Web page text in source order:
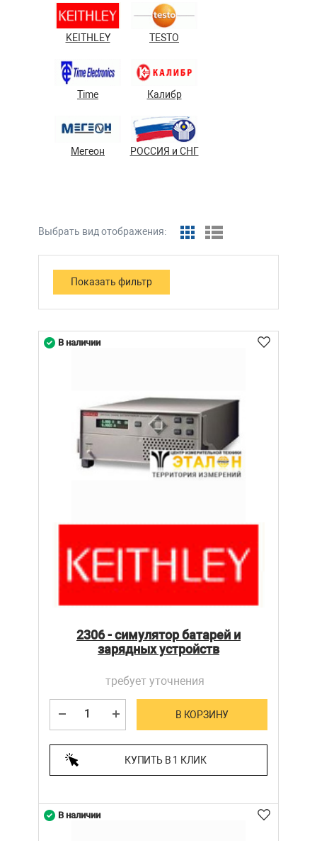
KEITHLEY TESTO
Time Калибр
Мегеон РОССИЯ и СНГ
Выбрать вид отображения:
2306 - симулятор батарей и
зарядных устройств
требует уточнения
В КОРЗИНУ
КУПИТЬ В 1 КЛИК
В наличии
В наличии